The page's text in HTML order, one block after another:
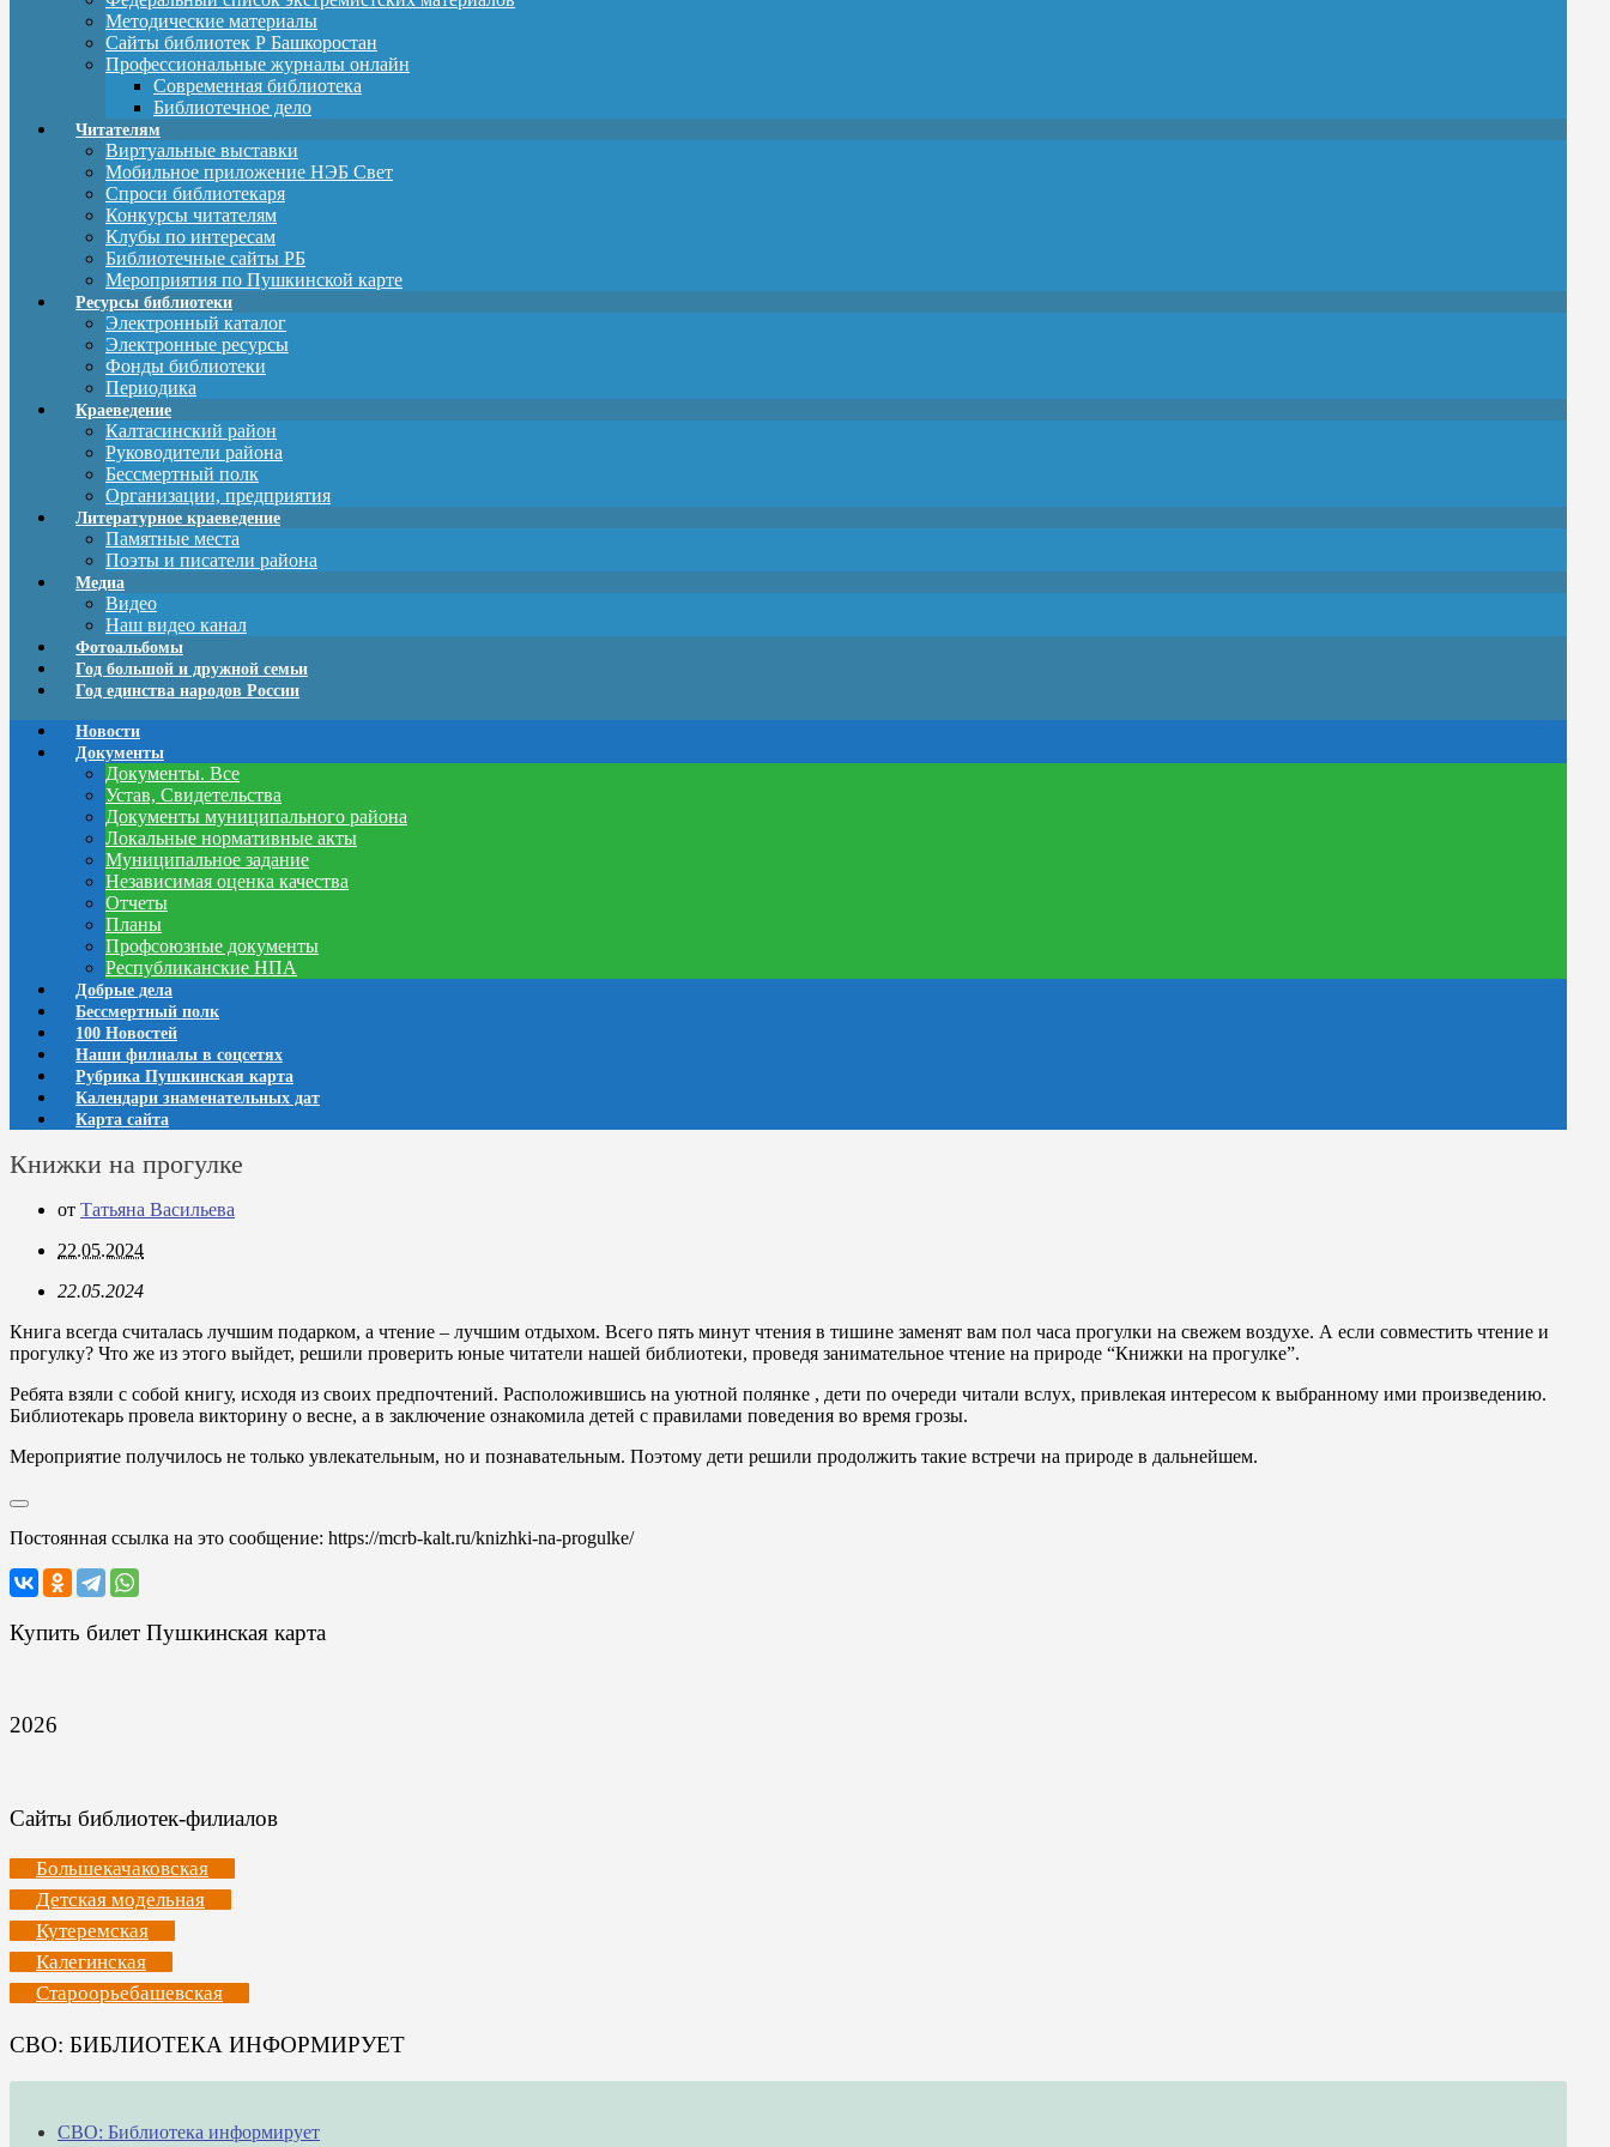
Методические материалы
Сайты библиотек Р Башкоростан
Профессиональные журналы онлайн
Современная библиотека
Библиотечное дело
Читателям
Виртуальные выставки
Мобильное приложение НЭБ Свет
Спроси библиотекаря
Конкурсы читателям
Клубы по интересам
Библиотечные сайты РБ
Мероприятия по Пушкинской карте
Ресурсы библиотеки
Электронный каталог
Электронные ресурсы
Фонды библиотеки
Периодика
Краеведение
Калтасинский район
Руководители района
Бессмертный полк
Организации, предприятия
Литературное краеведение
Памятные места
Поэты и писатели района
Медиа
Видео
Наш видео канал
Фотоальбомы
Год большой и дружной семьи
Год единства народов России
Новости
Документы
Документы. Все
Устав, Свидетельства
Документы муниципального района
Локальные нормативные акты
Муниципальное задание
Независимая оценка качества
Отчеты
Планы
Профсоюзные документы
Республиканские НПА
Добрые дела
Бессмертный полк
100 Новостей
Наши филиалы в соцсетях
Рубрика Пушкинская карта
Календари знаменательных дат
Карта сайта
Книжки на прогулке
от Татьяна Васильева
22.05.2024
22.05.2024
Книга всегда считалась лучшим подарком, а чтение – лучшим отдыхом. Всего пять минут чтения в тишине заменят вам пол часа прогулки на свежем воздухе. А если совместить чтение и
прогулку? Что же из этого выйдет, решили проверить юные читатели нашей библиотеки, проведя занимательное чтение на природе “Книжки на прогулке”.
Ребята взяли с собой книгу, исходя из своих предпочтений. Расположившись на уютной полянке , дети по очереди читали вслух, привлекая интересом к выбранному ими произведению.
Библиотекарь провела викторину о весне, а в заключение ознакомила детей с правилами поведения во время грозы.
Мероприятие получилось не только увлекательным, но и познавательным. Поэтому дети решили продолжить такие встречи на природе в дальнейшем.
Постоянная ссылка на это сообщение: https://mcrb-kalt.ru/knizhki-na-progulke/
Купить билет Пушкинская карта
2026
Сайты библиотек-филиалов
Большекачаковская
Детская модельная
Кутеремская
Калегинская
Староорьебашевская
СВО: БИБЛИОТЕКА ИНФОРМИРУЕТ
СВО: Библиотека информирует